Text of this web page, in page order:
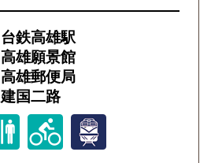
台鉄高雄駅
高雄願景館
高雄郵便局
建国二路